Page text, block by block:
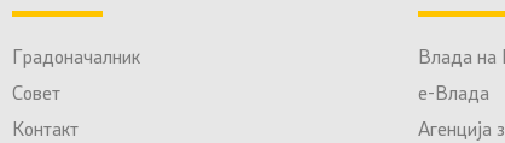
Градоначалник
Совет
Контакт
Влада на
е-Влада
Агенција